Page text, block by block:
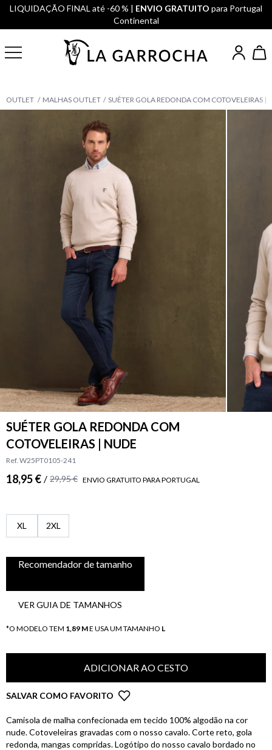
LIQUIDAÇÃO FINAL até -60 % | ENVIO GRATUITO para Portugal
Continental
OUTLET MALHAS OUTLET SUÉTER GOLA REDONDA COM COTOVELEIRAS |
SUÉTER GOLA REDONDA COM
COTOVELEIRAS | NUDE
Ref. W25PT0105-241
18,95 € / 29,95 € ENVIO GRATUITO PARA PORTUGAL
XL 2XL
Recomendador de tamanho
VER GUIA DE TAMANHOS
*O MODELO TEM 1,89 ME USA UM TAMANHO L
ADICIONAR AO CESTO
SALVAR COMO FAVORITO
Camisola de malha confecionada em tecido 100% algodão na cor
nude. Cotoveleiras gravadas com o nosso cavalo. Corte reto, gola
redonda, mangas compridas. Logótipo do nosso cavalo bordado no